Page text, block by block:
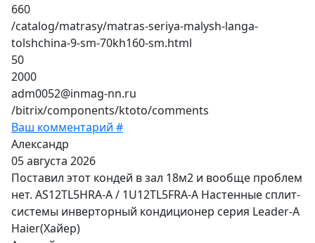
660
/catalog/matrasy/matras-seriya-malysh-langa-
tolshchina-9-sm-70kh160-sm.html
50
2000
adm0052@inmag-nn.ru
/bitrix/components/ktoto/comments
Ваш комментарий #
Александр
05 августа 2026
Поставил этот кондей в зал 18м2 и вообще проблем
нет. AS12TL5HRA-A / 1U12TL5FRA-A Настенные сплит-
системы инверторный кондиционер серия Leader-A
Haier(Хайер)